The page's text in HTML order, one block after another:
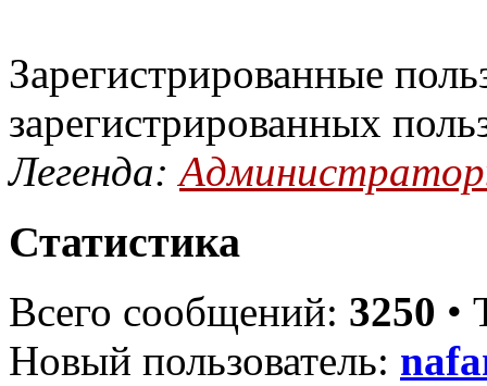
Зарегистрированные
зарегистрированных
Легенда:
Статистика
Всего сообщений: 3250 •
Новый пользователь: